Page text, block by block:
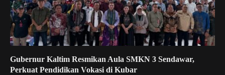
Gubernur Kaltim Resmikan Aula SMKN 3 Sendawar,
Perkuat Pendidikan Vokasi di Kubar